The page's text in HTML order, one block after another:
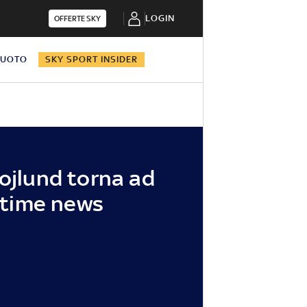
OFFERTE SKY LOGIN
SKY SPORT INSIDER
torna ad
news